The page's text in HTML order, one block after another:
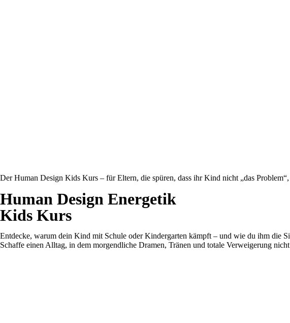
Der Human Design Kids Kurs – für Eltern, die spüren, dass ihr Kind nicht „das
Human Design Energetik
Kids Kurs
Entdecke, warum dein Kind mit Schule oder Kindergarten kämpft – und wie du ihm die
Schaffe einen Alltag, in dem morgendliche Dramen, Tränen und totale Verweigerung